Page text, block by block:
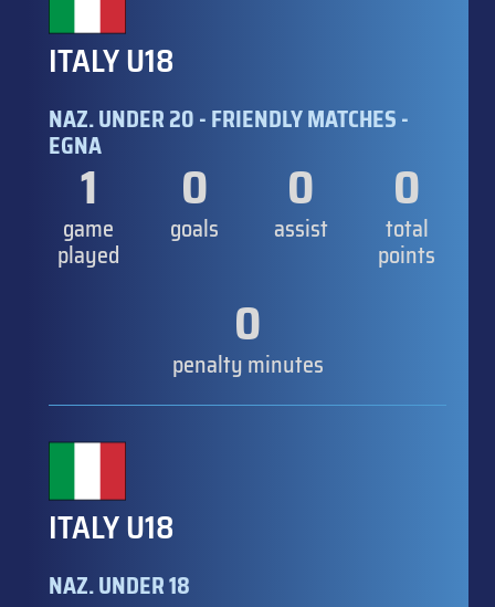
ITALY U18
NAZ. UNDER 20 - FRIENDLY MATCHES -
EGNA
1
game
played
0
goals
0
assist
0
total
points
0
penalty minutes
ITALY U18
NAZ. UNDER 18